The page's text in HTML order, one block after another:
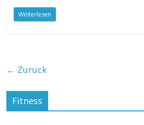
Weiterlesen
← Zurück
Fitness